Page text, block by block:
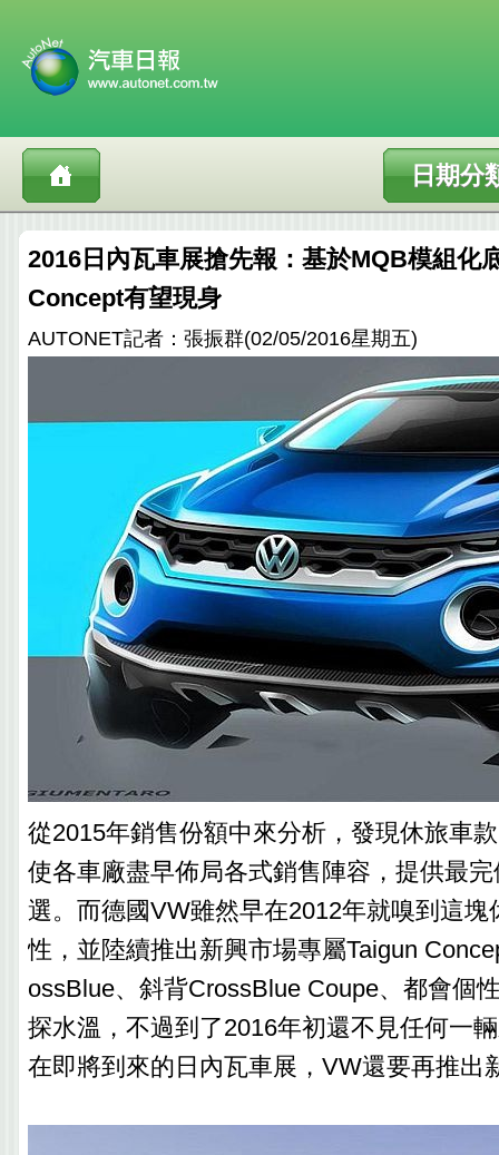
日期分
2016日內瓦車展搶先報：基於MQB模組化
Concept有望現身
AUTONET記者：張振群(02/05/2016星期五)
從2015年銷售份額中來分析，發現休旅車
使各車廠盡早佈局各式銷售陣容，提供最
選。而德國VW雖然早在2012年就嗅到這塊
性，並陸續推出新興市場專屬Taigun
ossBlue、斜背CrossBlue Coupe、都會個
探水溫，不過到了2016年初還不見任何一
在即將到來的日內瓦車展，VW還要再推出